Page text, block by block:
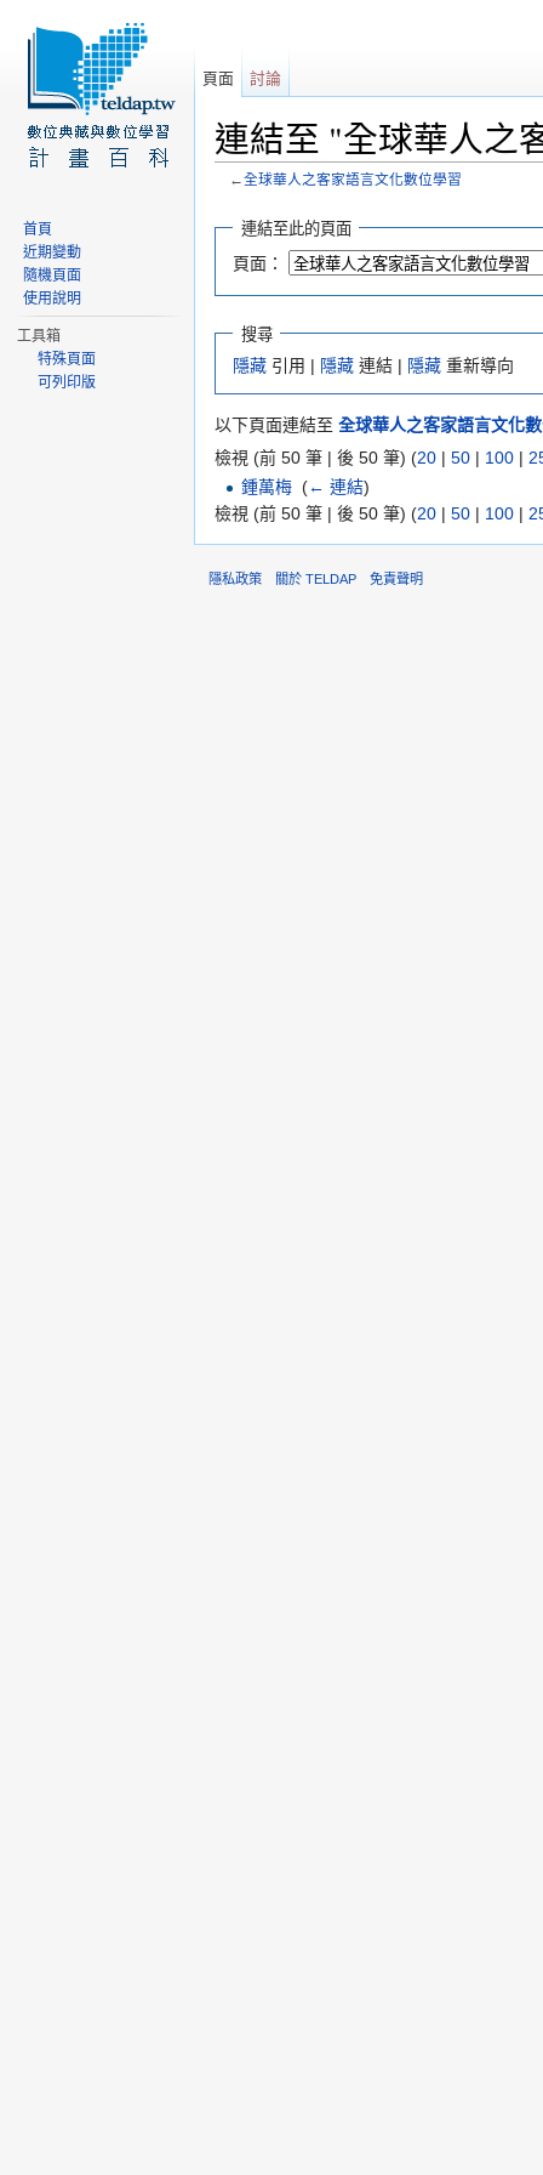
連結至 "全球華人之
←全球華人之客家語言文化數位學習
連結至此的頁面
頁面：
搜尋
隱藏 引用 | 隱藏 連結 | 隱藏 重新導向
以下頁面連結至 全球華人之客家語言文化
檢視 (前 50 筆 | 後 50 筆) (20 | 50 | 100 |
鍾萬梅 (← 連結)
檢視 (前 50 筆 | 後 50 筆) (20 | 50 | 100 |
頁面 討論
首頁
近期變動
隨機頁面
使用說明
工具箱
特殊頁面
可列印版
隱私政策 關於 TELDAP 免責聲明